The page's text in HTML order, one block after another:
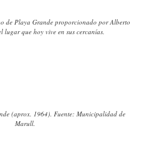
de Playa Grande proporcionado por Alberto
lugar que hoy vive en sus cercanías.
(aprox. 1964). Fuente: Municipalidad de
Marull.